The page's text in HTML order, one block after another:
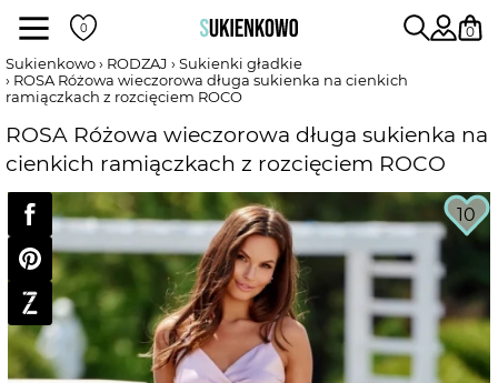
Sukienki
POKAŻ WSZYSTKIE SUKIENKI
DŁUGOŚĆ
RODZAJ
DEKOLT
0
Sukienkowo
RODZAJ
Sukienki gładkie
ROSA Różowa wieczorowa długa sukienka na cienkich
ramiączkach z rozcięciem ROCO
ROSA Różowa wieczorowa długa sukienka na
cienkich ramiączkach z rozcięciem ROCO
10